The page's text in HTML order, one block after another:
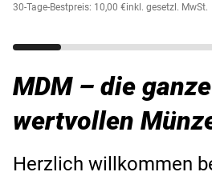
30-Tage-Bestpreis: 10,00 €inkl. gesetzl. MwSt.
MDM – die
wertvollen
Herzlich willkommen